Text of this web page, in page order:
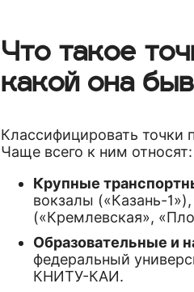
Что такое
какой она
Классифицировать
Чаще всего к ним относят:
Крупные
вокзалы («Казань-
(«Кремлевская»,
Образовательные и
федеральный
КНИТУ-КАИ.